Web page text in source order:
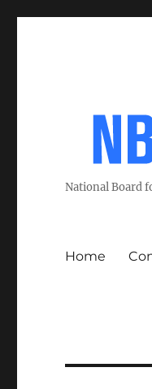
National Board
Home